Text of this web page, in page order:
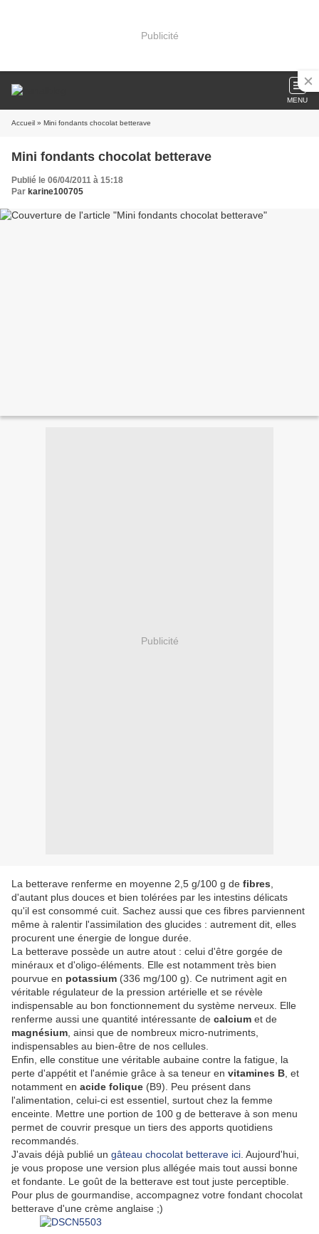
Publicité
MENU
Accueil » Mini fondants chocolat betterave
Mini fondants chocolat betterave
Publié le 06/04/2011 à 15:18
Par karine100705
Publicité
La betterave renferme en moyenne 2,5 g/100 g de fibres
d'autant plus douces et bien tolérées par les intestins délicats
qu'il est consommé cuit. Sachez aussi que ces fibres parviennent
même à ralentir l'assimilation des glucides : autrement dit, elles
procurent une énergie de longue durée.
La betterave possède un autre atout : celui d'être gorgée de
minéraux et d'oligo-éléments. Elle est notamment très bien
pourvue en potassium (336 mg/100 g). Ce nutriment agit en
véritable régulateur de la pression artérielle et se révèle
indispensable au bon fonctionnement du système nerveux. Elle
renferme aussi une quantité intéressante de calcium et de
magnésium , ainsi que de nombreux micro-nutriments,
indispensables au bien-être de nos cellules.
Enfin, elle constitue une véritable aubaine contre la fatigue, la
perte d'appétit et l'anémie grâce à sa teneur en vitamines B , et
notamment en acide folique (B9). Peu présent dans
l'alimentation, celui-ci est essentiel, surtout chez la femme
enceinte. Mettre une portion de 100 g de betterave à son menu
permet de couvrir presque un tiers des apports quotidiens
recommandés.
J'avais déjà publié un gâteau chocolat betterave ici . Aujourd'hui,
je vous propose une version plus allégée mais tout aussi bonne
et fondante. Le goût de la betterave est tout juste perceptible.
Pour plus de gourmandise, accompagnez votre fondant chocolat
betterave d'une crème anglaise ;)